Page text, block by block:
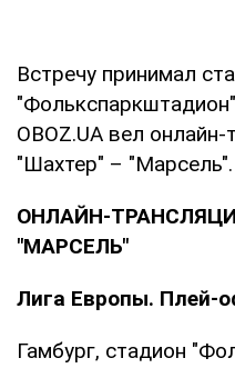
Встречу принимал
OBOZ.UA вел
"Шахтер" – "Марсель".
ОНЛАЙН-
"МАРСЕЛЬ"
Лига Европы. Плей-
Гамбург, стадион